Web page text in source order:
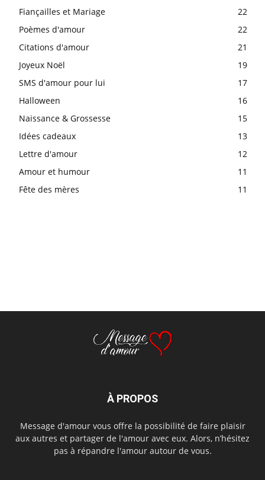
Fiançailles et Mariage
22
Poèmes d'amour
22
Citations d'amour
21
Joyeux Noël
19
SMS d'amour pour lui
17
Halloween
16
Naissance & Grossesse
15
Idées cadeaux
13
Lettre d'amour
12
Amour et humour
11
Fête des mères
11
À PROPOS
Message d'amour vous offre la possibilité de faire plaisir
aux autres et partager de l'amour avec eux. Alors, n’hésitez
pas à répandre l'amour autour de vous.